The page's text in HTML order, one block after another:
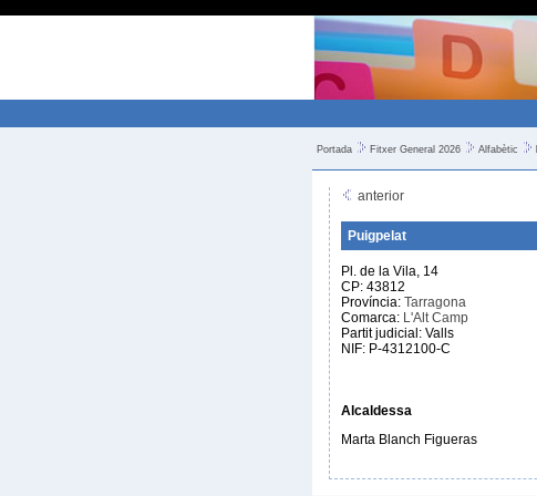
Portada Fitxer General 2026 Alfabètic
anterior
Puigpelat
Pl. de la Vila, 14
CP: 43812
Província: Tarragona
Comarca: L'Alt Camp
Partit judicial: Valls
NIF: P-4312100-C
Alcaldessa
Marta Blanch Figueras